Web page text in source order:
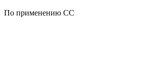
По применению CC